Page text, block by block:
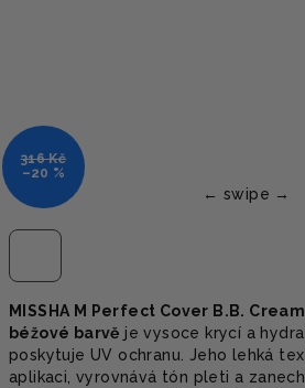
MISSHA M Perfect Cover B.B.
béžové barvě je vysoce krycí a
poskytuje UV ochranu. Jeho lehká
aplikaci, vyrovnává tón pleti a
316 Kč
–20 %